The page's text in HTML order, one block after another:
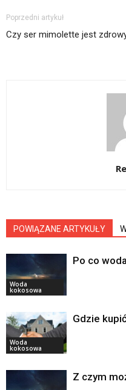
Poprzedni artykuł
Czy ser mimolette jest
POWIĄZANE ARTYKUŁY
Woda
kokosowa
Po co
Woda
kokosowa
Gdzie
Z czym